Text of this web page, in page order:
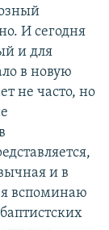
И сегодня
и для
в новую
не часто, но
и в
вспоминаю